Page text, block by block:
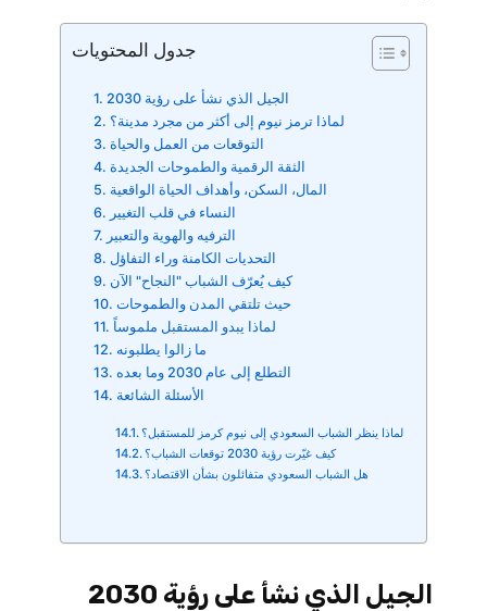
جدول المحتويات
الجيل الذي نشأ على رؤية 2030
لماذا ترمز نيوم إلى أكثر من مجرد مدينة؟
التوقعات من العمل والحياة
الثقة الرقمية والطموحات الجديدة
المال، السكن، وأهداف الحياة الواقعية
النساء في قلب التغيير
الترفيه والهوية والتعبير
التحديات الكامنة وراء التفاؤل
كيف يُعرّف الشباب "النجاح" الآن
حيث تلتقي المدن والطموحات
لماذا يبدو المستقبل ملموساً
ما زالوا يطلبونه
التطلع إلى عام 2030 وما بعده
الأسئلة الشائعة
لماذا ينظر الشباب السعودي إلى نيوم كرمز للمستقبل؟
كيف غيّرت رؤية 2030 توقعات الشباب؟
هل الشباب السعودي متفائلون بشأن الاقتصاد؟
الجيل الذي نشأ على رؤية 2030